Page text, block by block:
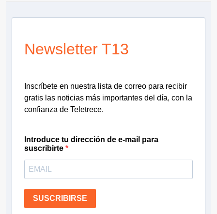
Newsletter T13
Inscríbete en nuestra lista de correo para recibir
gratis las noticias más importantes del día, con la
confianza de Teletrece.
Introduce tu dirección de e-mail para
suscribirte
SUSCRIBIRSE